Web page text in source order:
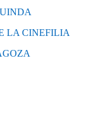
LA CINEFILIA